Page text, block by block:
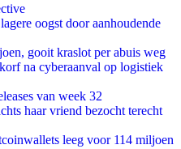
oogst door aanhoudende
gooit kraslot per abuis weg
na cyberaanval op logistiek
van week 32
haar vriend bezocht terecht
leeg voor 114 miljoen